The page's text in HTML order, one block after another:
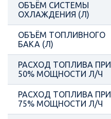
ОБЪЁМ СИСТЕМЫ
ОХЛАЖДЕНИЯ (Л)
ОБЪЁМ ТОПЛИВНОГО
БАКА (Л)
РАСХОД ТОПЛИВА ПРИ
50% МОЩНОСТИ Л/Ч
РАСХОД ТОПЛИВА ПРИ
75% МОЩНОСТИ Л/Ч